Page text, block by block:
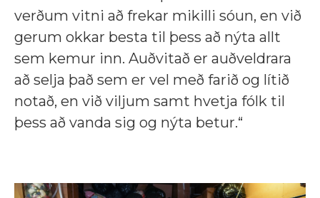
verðum vitni að frekar mikilli sóun, en við
gerum okkar besta til þess að nýta allt
sem kemur inn. Auðvitað er auðveldrara
að selja það sem er vel með farið og lítið
notað, en við viljum samt hvetja fólk til
þess að vanda sig og nýta betur.“